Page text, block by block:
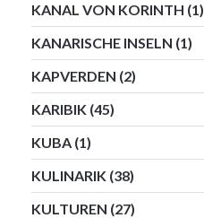
KANAL VON KORINTH (1)
KANARISCHE INSELN (1)
KAPVERDEN (2)
KARIBIK (45)
KUBA (1)
KULINARIK (38)
KULTUREN (27)